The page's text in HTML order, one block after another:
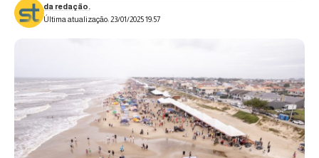
Última atualização: 23/01/2025 19:57
da redação.